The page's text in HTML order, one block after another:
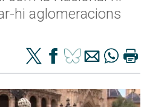
hi aglomeracions